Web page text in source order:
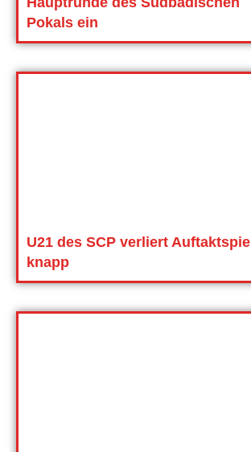
Pokals ein
U21 des SCP verliert Auftaktspiel
knapp